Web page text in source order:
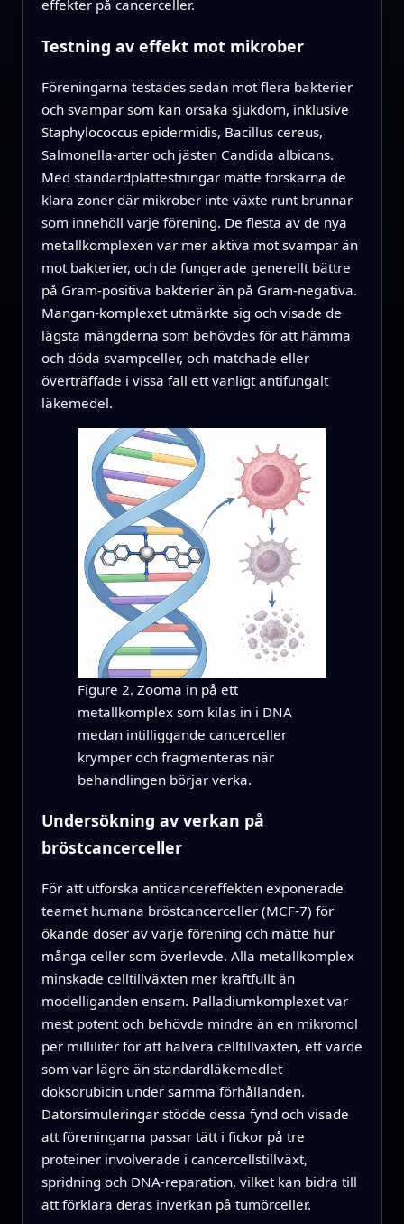
effekter på cancerceller.
Testning av effekt mot mikrober
Föreningarna testades sedan mot flera bakterier
och svampar som kan orsaka sjukdom, inklusive
Staphylococcus epidermidis, Bacillus cereus,
Salmonella-arter och jästen Candida albicans.
Med standardplattestningar mätte forskarna de
klara zoner där mikrober inte växte runt brunnar
som innehöll varje förening. De flesta av de nya
metallkomplexen var mer aktiva mot svampar än
mot bakterier, och de fungerade generellt bättre
på Gram-positiva bakterier än på Gram-negativa.
Mangan-komplexet utmärkte sig och visade de
lägsta mängderna som behövdes för att hämma
och döda svampceller, och matchade eller
överträffade i vissa fall ett vanligt antifungalt
läkemedel.
Figure 2. Zooma in på ett
metallkomplex som kilas in i DNA
medan intilliggande cancerceller
krymper och fragmenteras när
behandlingen börjar verka.
Undersökning av verkan på
bröstcancerceller
För att utforska anticancereffekten exponerade
teamet humana bröstcancerceller (MCF-7) för
ökande doser av varje förening och mätte hur
många celler som överlevde. Alla metallkomplex
minskade celltillväxten mer kraftfullt än
modelliganden ensam. Palladiumkomplexet var
mest potent och behövde mindre än en mikromol
per milliliter för att halvera celltillväxten, ett värde
som var lägre än standardläkemedlet
doksorubicin under samma förhållanden.
Datorsimuleringar stödde dessa fynd och visade
att föreningarna passar tätt i fickor på tre
proteiner involverade i cancercellstillväxt,
spridning och DNA-reparation, vilket kan bidra till
att förklara deras inverkan på tumörceller.